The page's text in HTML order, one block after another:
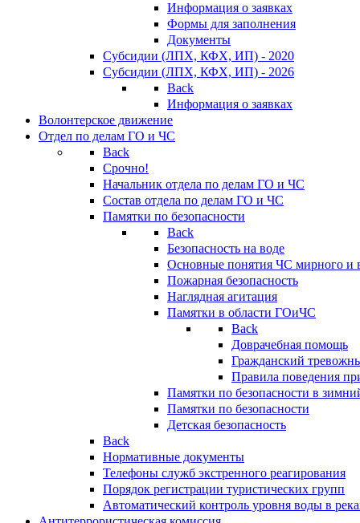
Информация о заявках
Формы для заполнения
Документы
Субсидии (ЛПХ, КФХ, ИП) - 2020
Субсидии (ЛПХ, КФХ, ИП) - 2026
Back
Информация о заявках
Волонтерское движение
Отдел по делам ГО и ЧС
Back
Срочно!
Начальник отдела по делам ГО и ЧС
Состав отдела по делам ГО и ЧС
Памятки по безопасности
Back
Безопасность на воде
Основные понятия ЧС мирного и
Пожарная безопасность
Наглядная агитация
Памятки в области ГОиЧС
Back
Доврачебная помощь
Гражданский
Правила поведения
Памятки по безопасности в
Памятки по безопасности
Детская безопасность
Back
Нормативные документы
Телефоны служб экстренного реагирования
Порядок регистрации туристических групп
Автоматический контроль уровня воды в